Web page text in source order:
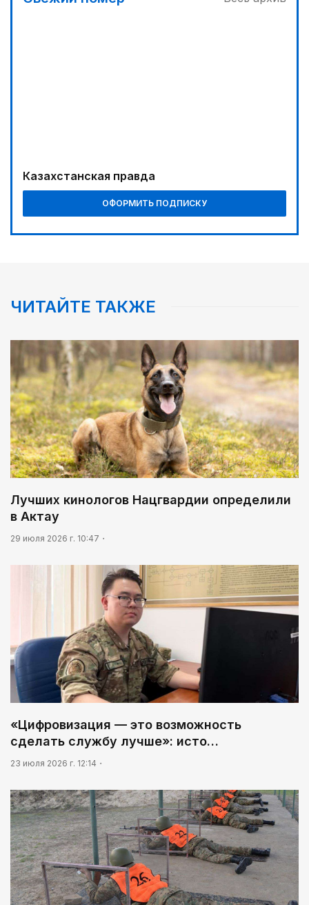
Казахстанская правда
ОФОРМИТЬ ПОДПИСКУ
ЧИТАЙТЕ ТАКЖЕ
Лучших кинологов Нацгвардии определили
в Актау
29 июля 2026 г. 10:47
«Цифровизация — это возможность
сделать службу лучше»: исто…
23 июля 2026 г. 12:14